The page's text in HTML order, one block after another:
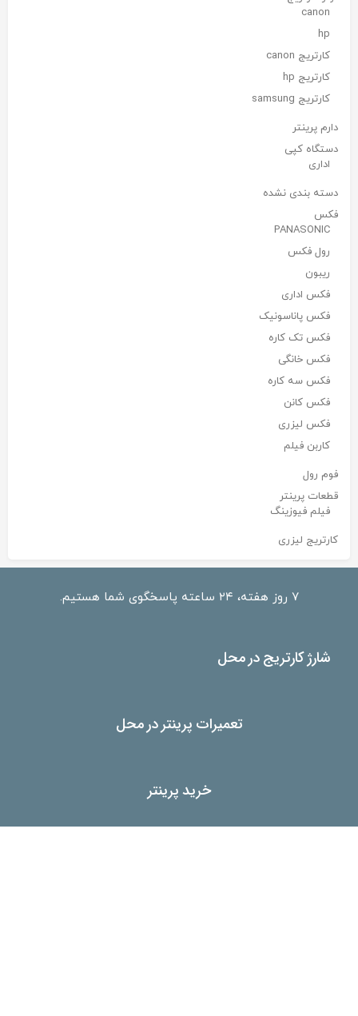
canon
hp
کارتریج canon
کارتریج hp
کارتریج samsung
دارم پرینتر
دستگاه کپی
اداری
دسته بندی نشده
فکس
PANASONIC
رول فکس
ریبون
فکس اداری
فکس پاناسونیک
فکس تک کاره
فکس خانگی
فکس سه کاره
فکس کانن
فکس لیزری
کاربن فیلم
فوم رول
قطعات پرینتر
فیلم فیوزینگ
کارتریج لیزری
۷ روز هفته، ۲۴ ساعته پاسخگوی شما هستیم.
شارژ کارتریج در محل
تعمیرات پرینتر در محل
خرید پرینتر